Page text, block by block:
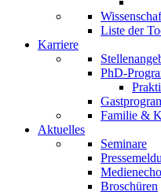
Liste der
Karriere
PhD-
Familie &
Aktuelles
Seminare
Medienecho
Broschüren